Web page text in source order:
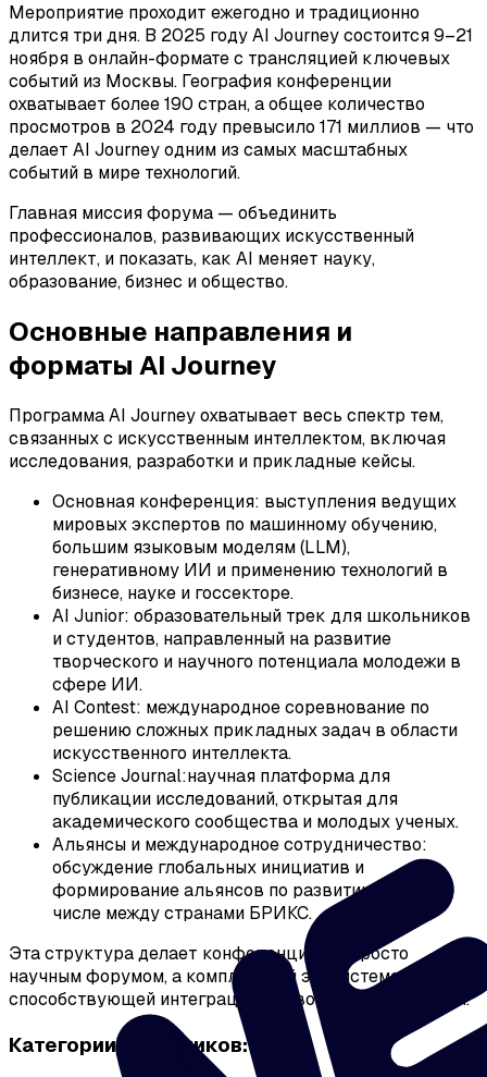
Мероприятие проходит ежегодно и традиционно
длится три дня. В 2025 году AI Journey состоится 9–21
ноября в онлайн-формате с трансляцией ключевых
событий из Москвы. География конференции
охватывает более 190 стран, а общее количество
просмотров в 2024 году превысило 171 миллиов — что
делает AI Journey одним из самых масштабных
событий в мире технологий.
Главная миссия форума — объединить
профессионалов, развивающих искусственный
интеллект, и показать, как AI меняет науку,
образование, бизнес и общество.
Основные направления и
форматы AI Journey
Программа AI Journey охватывает весь спектр тем,
связанных с искусственным интеллектом, включая
исследования, разработки и прикладные кейсы.
Основная конференция: выступления ведущих
мировых экспертов по машинному обучению,
большим языковым моделям (LLM),
генеративному ИИ и применению технологий в
бизнесе, науке и госсекторе.
AI Junior: образовательный трек для школьников
и студентов, направленный на развитие
творческого и научного потенциала молодежи в
сфере ИИ.
AI Contest: международное соревнование по
решению сложных прикладных задач в области
искусственного интеллекта.
Science Journal:научная платформа для
публикации исследований, открытая для
академического сообщества и молодых ученых.
Альянсы и международное сотрудничество:
обсуждение глобальных инициатив и
формирование альянсов по развитию AI, в том
числе между странами БРИКС.
Эта структура делает конференцию не просто
научным форумом, а комплексной экосистемой,
способствующей интеграции ИИ во все сферы жизни.
Категории участников: